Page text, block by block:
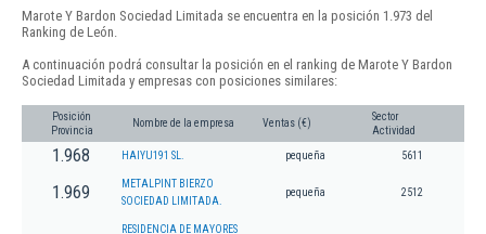
Marote Y Bardon Sociedad Limitada se encuentra en la posición 1.973 del
Ranking de León.
A continuación podrá consultar la posición en el ranking de Marote Y Bardon
Sociedad Limitada y empresas con posiciones similares:
Posición
Provincia
Nombre de la empresa Ventas (€)
Sector
Actividad
1.968 HAIYU191 SL. pequeña 5611
1.969
METALPINT BIERZO
SOCIEDAD LIMITADA.
pequeña 2512
RESIDENCIA DE MAYORES